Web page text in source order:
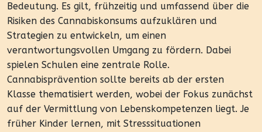
Bedeutung. Es gilt, frühzeitig und umfassend über die
Risiken des Cannabiskonsums aufzuklären und
Strategien zu entwickeln, um einen
verantwortungsvollen Umgang zu fördern. Dabei
spielen Schulen eine zentrale Rolle.
Cannabisprävention sollte bereits ab der ersten
Klasse thematisiert werden, wobei der Fokus zunächst
auf der Vermittlung von Lebenskompetenzen liegt. Je
früher Kinder lernen, mit Stresssituationen